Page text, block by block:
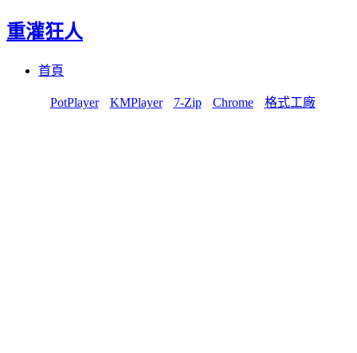
重灌狂人
首頁
PotPlayer KMPlayer 7-Zip Chrome 格式工廠